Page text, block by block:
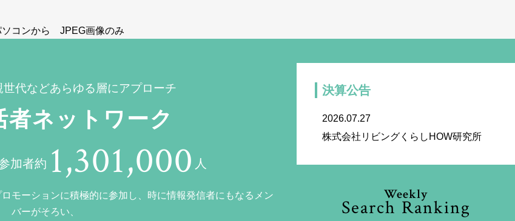
コンから JPEG画像のみ
決算公告
2026.07.27
株式会社リビングくらしHOW研究所
Weekly
Search Ranking
代などあらゆる層にアプローチ
者ネットワーク
加者約 1,301,000 人
モーションに積極的に参加し、時に情報発信者にもなるメン
バーがそろい、